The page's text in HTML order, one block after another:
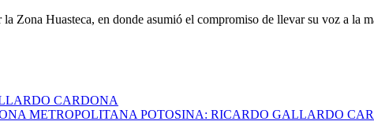
Zona Huasteca, en donde asumió el compromiso de llevar su voz a la
CARDONA
METROPOLITANA POTOSINA: RICARDO GALLARDO